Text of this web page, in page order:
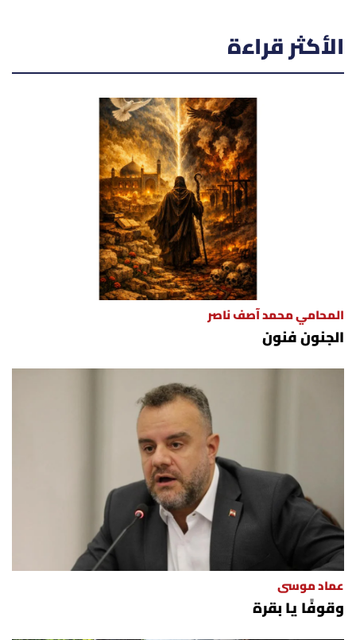
الأكثر قراءة
المحامي محمد آصف ناصر
الجنون فنون
عماد موسى
وقوفًا يا بقرة